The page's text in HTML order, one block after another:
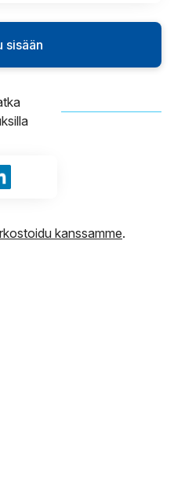
sisään
sisään tunnuksilla
kanssamme.